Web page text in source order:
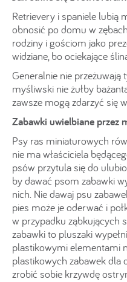
Retrievery i spaniele lubią
obnosić po domu w
rodziny i gościom jako
widziane, bo ociekające
Generalnie nie przeżuwają
myśliwski nie żułby
zawsze mogą zdarzyć się
Zabawki uwielbiane przez
Psy ras miniaturowych
nie ma właściciela
psów przytula się do
by dawać psom zabawki
nich. Nie dawaj psu
pies może je oderwać i
w przypadku ząbkujących
zabawki to pluszaki
plastikowymi elementami
plastikowych zabawek dla
zrobić sobie krzywdę